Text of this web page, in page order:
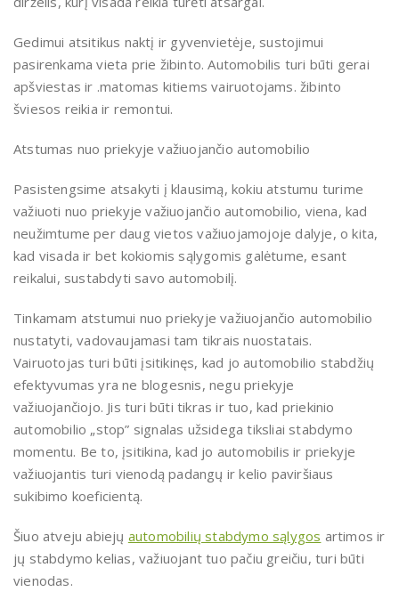
Gedimui atsitikus naktį ir gyvenvietėje, sustojimui
pasirenkama vieta prie žibinto. Automobilis turi būti gerai
apšviestas ir .matomas kitiems vairuotojams. žibinto
šviesos reikia ir remontui.
Atstumas nuo priekyje važiuojančio automobilio
Pasistengsime atsakyti į klausimą, kokiu atstumu turime
važiuoti nuo priekyje važiuojančio automobilio, viena, kad
neužimtume per daug vietos važiuojamojoje dalyje, o kita,
kad visada ir bet kokiomis sąlygomis galėtume, esant
reikalui, sustabdyti savo automobilį.
Tinkamam atstumui nuo priekyje važiuojančio automobilio
nustatyti, vadovaujamasi tam tikrais nuostatais.
Vairuotojas turi būti įsitikinęs, kad jo automobilio stabdžių
efektyvumas yra ne blogesnis, negu priekyje
važiuojančiojo. Jis turi būti tikras ir tuo, kad priekinio
automobilio „stop” signalas užsidega tiksliai stabdymo
momentu. Be to, įsitikina, kad jo automobilis ir priekyje
važiuojantis turi vienodą padangų ir kelio paviršiaus
sukibimo koeficientą.
Šiuo atveju abiejų automobilių stabdymo sąlygos artimos ir
jų stabdymo kelias, važiuojant tuo pačiu greičiu, turi būti
vienodas.